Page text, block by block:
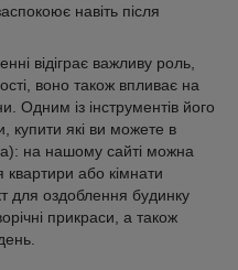
навіть після
відіграє важливу роль,
воно також впливає на
Одним із інструментів його
купити які ви можете в
на нашому сайті можна
квартири або кімнати
для оздоблення будинку
прикраси, а також